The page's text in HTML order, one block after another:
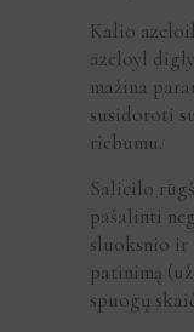
Kalio
azeloyl
mažina
susidoroti
riebumu.
Salicilo
pašalinti
sluoksnio ir
patinimą
spuogų